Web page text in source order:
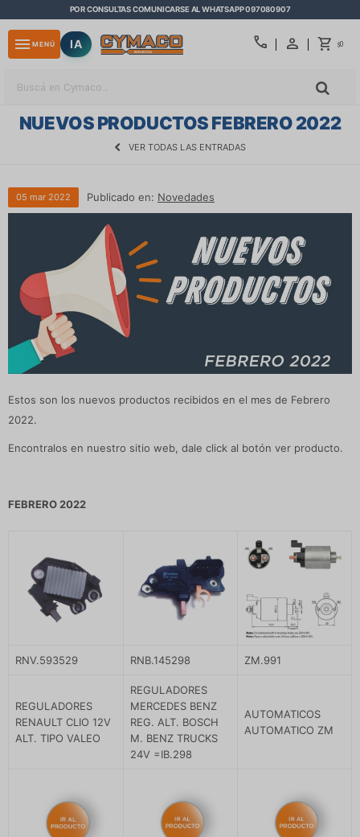
POR CONSULTAS COMUNICARSE AL WHATSAPP 097080907
call $0
menu MENÚ IA
NUEVOS PRODUCTOS FEBRERO 2022
VER TODAS LAS ENTRADAS
05 mar 2022 Publicado en: Novedades
Estos son los nuevos productos recibidos en el mes de Febrero
2022.
Encontralos en nuestro sitio web, dale click al botón ver producto.
FEBRERO 2022
RNV.593529 RNB.145298 ZM.991
REGULADORES
RENAULT CLIO 12V
ALT. TIPO VALEO
REGULADORES
MERCEDES BENZ
REG. ALT. BOSCH
M. BENZ TRUCKS
24V =IB.298
AUTOMATICOS
AUTOMATICO ZM
close